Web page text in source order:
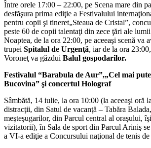
Între orele 17:00 – 22:00, pe Scena mare din
desfăşura prima ediţie a Festivalului
pentru copii şi tineret„Steaua de Cristal”,
peste 60 de copii talentaţi din zece ţări ale
Noaptea, de la ora 22:00, pe aceeaşi scenă va
trupei Spitalul de Urgenţă, iar de la ora
Voroneţ va găzdui Balul gospodarilor.
Festivalul “Barabula de Aur”,„Cel mai
Bucovina” şi concertul Holograf
Sâmbătă, 14 iulie, la ora 10:00 (la aceeaşi oră
distracţii, din Satul de vacanţă – Tabăra
meşteşugarilor, din Parcul central al oraşului,
vizitatorii), în Sala de sport din Parcul Ariniş se
a VI-a ediţie a Concursului naţional de tenis de